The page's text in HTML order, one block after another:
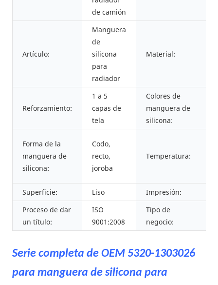
de camión
Artículo:
Manguera
de
silicona
para
radiador
Material:
Reforzamiento:
1 a 5
capas de
tela
Colores de
manguera de
silicona:
Forma de la
manguera de
silicona:
Codo,
recto,
joroba
Temperatura:
Superficie:
Liso Impresión:
Proceso de dar
un título:
ISO
9001:2008
Tipo de
negocio:
Serie completa de OEM 5320-1303026
para manguera de silicona para